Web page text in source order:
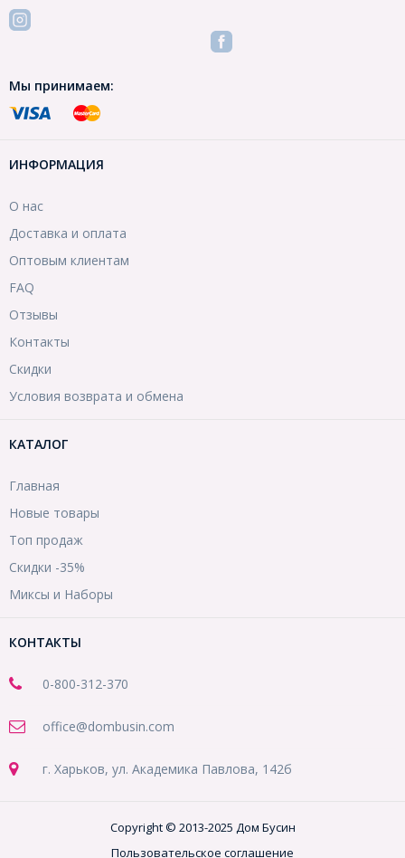
Мы принимаем:
ИНФОРМАЦИЯ
О нас
Доставка и оплата
Оптовым клиентам
FAQ
Отзывы
Контакты
Скидки
Условия возврата и обмена
КАТАЛОГ
Главная
Новые товары
Топ продаж
Скидки -35%
Миксы и Наборы
КОНТАКТЫ
0-800-312-370
office@dombusin.com
г. Харьков, ул. Академика Павлова, 142б
Copyright © 2013-2025 Дом Бусин
Пользовательское соглашение